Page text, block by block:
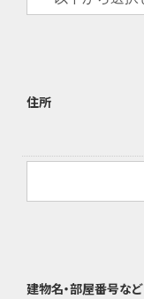
住所
建物名・部屋番号など